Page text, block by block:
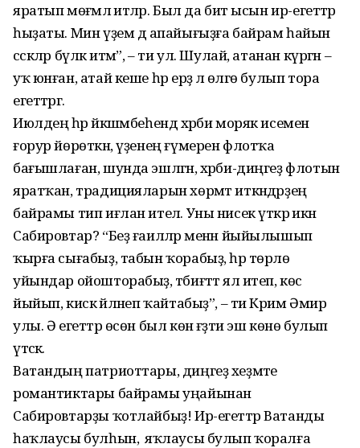
яратып мөғәмәлә итәләр. Был да бит ысын ир-егеттәр
һыҙаты. Мин үҙем дә апайығыҙға байрам һайын
сәскләр бүләк итәм”, – ти ул. Шулай, атанан күргән –
уҡ юнған, атай кеше һәр ерҙә лә өлгө булып тора
егеттәргә.
Июлдең һәр йәкшәмбеһендә хәрби моряк исемен
ғорур йөрөткән, үҙенең ғүмерен флотҡа
бағышлаған, шунда эшләгән, хәрби-диңгеҙ флотын
яратҡан, традицияларын хөрмәт иткәндәрҙең
байрамы тип иғлан ителә. Уны нисек үткәрә икән
Сабировтар? “Беҙ ғаиләләр менән йыйылышып
ҡырға сығабыҙ, табын ҡорабыҙ, һәр төрлө
уйындар ойошторабыҙ, тәбиғәттә ял итеп, көс
йыйып, кискә әйләнеп ҡайтабыҙ”, – ти Кәрим Әмир
улы. Ә егеттәр өсөн был көн ғәҙәти эш көнө булып
үтәсәк.
Ватандың патриоттары, диңгеҙ хеҙмәте
романтиктары байрамы уңайынан
Сабировтарҙы ҡотлайбыҙ! Ир-егеттәр Ватанды
һаҡлаусы булһын, ә яҡлаусы булып ҡоралға